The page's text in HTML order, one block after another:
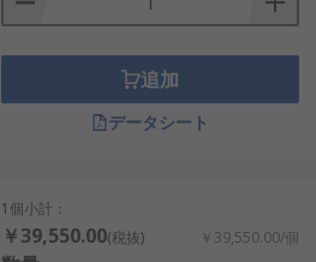
追加
データシート
1個小計：
￥39,550.00(税抜) ￥39,550.00/個